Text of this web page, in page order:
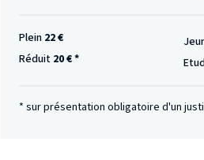
Plein 22 €
Réduit 20 € *
* sur présentation obligatoire d'un